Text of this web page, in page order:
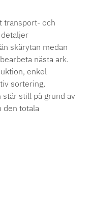
transport- och
skärytan medan
nästa ark.
enkel
sortering,
still på grund av
den totala